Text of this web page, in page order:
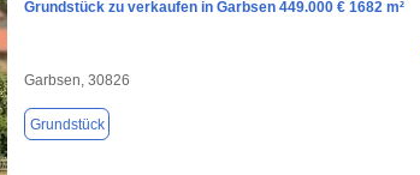
Grundstück zu verkaufen in Garbsen 449.000 € 1682 m²
Garbsen, 30826
Grundstück